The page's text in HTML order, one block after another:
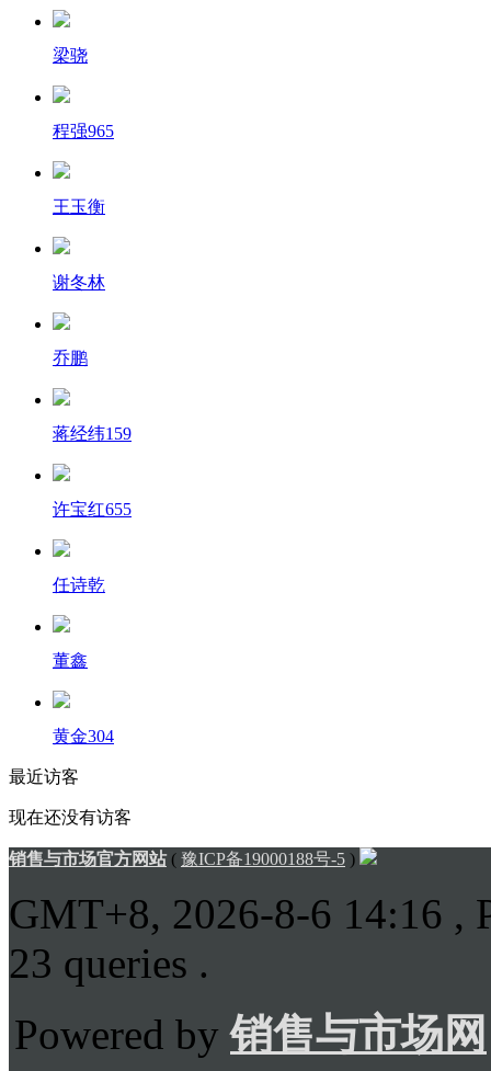
梁骁
程强965
王玉衡
谢冬林
乔鹏
蒋经纬159
许宝红655
任诗乾
董鑫
黄金304
最近访客
现在还没有访客
销售与市场官方网站( 豫ICP备19000188号-5 )
GMT+8, 2026-8-6 14:16 ,
23 queries .
Powered by销售与市场网